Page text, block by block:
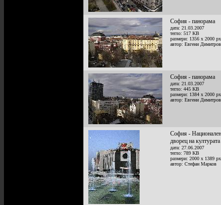
София - панорама
дата: 21.03.2007
тегло: 517 KB
размери: 1356 x 2000
автор: Евгени Димитров
София - панорама
дата: 21.03.2007
тегло: 445 KB
размери: 1384 x 2000
автор: Евгени Димитров
София - Национален
дворец на културата
дата: 27.06.2007
тегло: 789 KB
размери: 2000 x 1389
автор: Стефан Марков